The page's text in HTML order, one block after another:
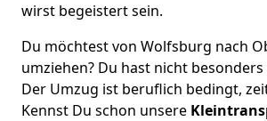
wirst begeistert sein.
Du möchtest von Wolfsburg nach
umziehen? Du hast nicht besonders
Der Umzug ist beruflich bedingt,
Kennst Du schon unsere